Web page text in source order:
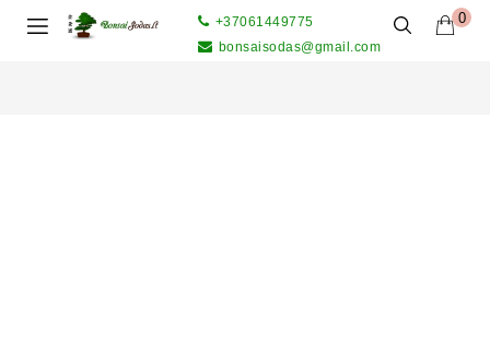
0
+37061449775
bonsaisodas@gmail.com